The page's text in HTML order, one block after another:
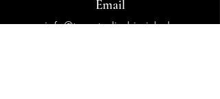
Email
info@tanzstudio-hinrich.de